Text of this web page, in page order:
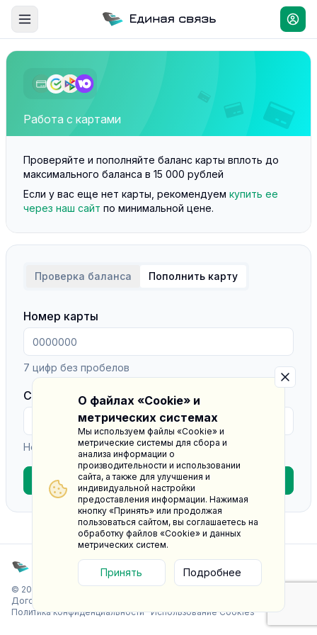
Работа с картами
Проверяйте и пополняйте баланс карты вплоть до
максимального баланса в 15 000 рублей
Если у вас еще нет карты, рекомендуем купить ее
через наш сайт по минимальной цене.
Проверка баланса Пополнить карту
Номер карты
7 цифр без пробелов
Сумма пополнения, ₽
Не более 14 500 рублей
Пополнить баланс
© 2026. Единая связь. Все права защищены.
Договор оферты
Политика конфиденциальности·Использование Cookies
О файлах «Cookie» и
метрических системах
Мы используем файлы «Cookie» и
метрические системы для сбора и
анализа информации о
производительности и использовании
сайта, а также для улучшения и
индивидуальной настройки
предоставления информации. Нажимая
кнопку «Принять» или продолжая
пользоваться сайтом, вы соглашаетесь на
обработку файлов «Cookie» и данных
метрических систем.
Принять Подробнее